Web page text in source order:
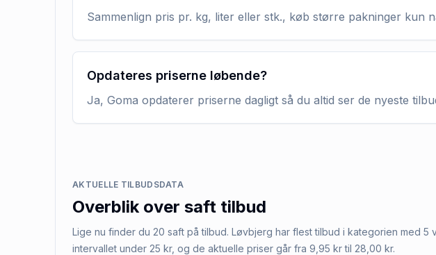
Sammenlign pris pr. kg, liter eller stk., køb større pakninger
Opdateres priserne løbende?
Ja, Goma opdaterer priserne dagligt så du altid ser de nyeste
AKTUELLE TILBUDSDATA
Overblik over saft tilbud
Lige nu finder du 20 saft på tilbud. Løvbjerg har flest tilbud i kategorien med 5
intervallet under 25 kr, og de aktuelle priser går fra 9,95 kr til 28,00 kr.